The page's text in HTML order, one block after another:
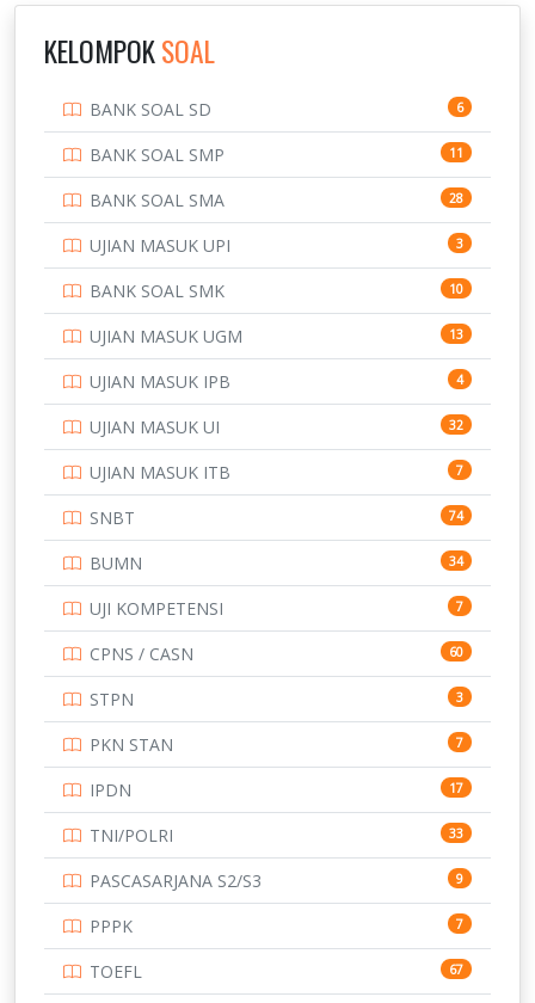
3
169
7
PTDI STTD 4
133
SMA 146
SMK 231
SMP 134
STIP 2
153
345
UNIVERSITAS AIRLANGGA 15
16
15
15
14
14
UNIVERSITAS CENDRAWASIH 14
15
219
KELOMPOKSOAL
BANK SOAL SD 6
BANK SOAL SMP 11
BANK SOAL SMA 28
UJIAN MASUK UPI 3
BANK SOAL SMK 10
UJIAN MASUK UGM 13
UJIAN MASUK IPB 4
UJIAN MASUK UI 32
UJIAN MASUK ITB 7
SNBT 74
BUMN 34
UJI KOMPETENSI 7
CPNS / CASN 60
STPN 3
PKN STAN 7
IPDN 17
TNI/POLRI 33
PASCASARJANA S2/S3 9
PPPK 7
TOEFL 67